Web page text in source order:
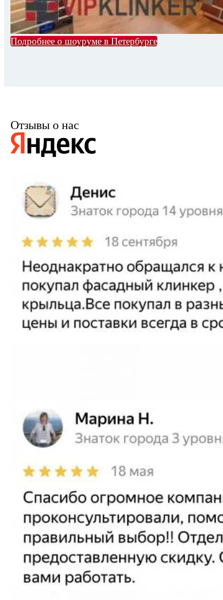
Подробнее о шоуруме в Петербурге
Отзывы о нас